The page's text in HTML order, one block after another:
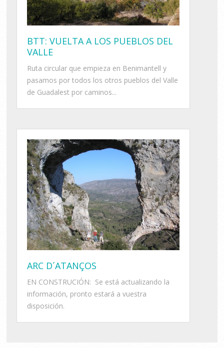
BTT: VUELTA A LOS PUEBLOS DEL
VALLE
Ruta circular que empieza en Benimantell y
pasamos por todos los otros pueblos del Valle
de Guadalest por caminos...
ARC D´ATANÇOS
EN CONSTRUCIÓN: Se está actualizando la
información, pronto estará a vuestra
disposición.